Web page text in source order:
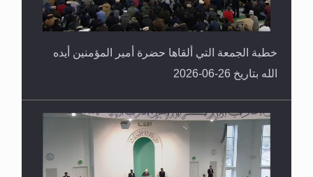
خطبة الجمعة التي ألقاها حضرة أمير المؤمنين أيده
الله بتاريخ 26-06-2026